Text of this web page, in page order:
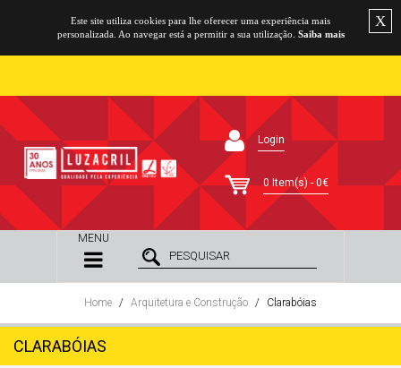
Este site utiliza cookies para lhe oferecer uma experiência mais
personalizada. Ao navegar está a permitir a sua utilização. Saiba mais
X
Login
0 Item(s) - 0€
MENU
Home Arquitetura e Construção Clarabóias
CLARABÓIAS